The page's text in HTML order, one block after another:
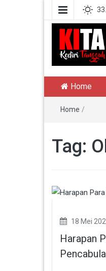
Kediri
Home
Home /
Tag:
18 Mei
Harapan